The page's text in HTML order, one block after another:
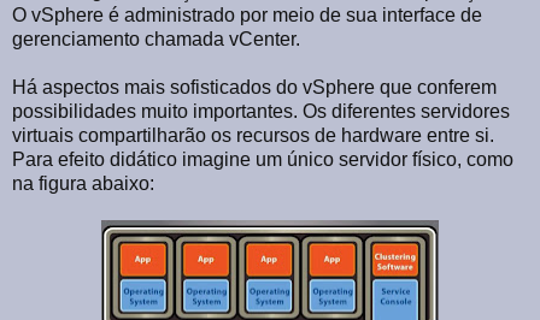
O vSphere é administrado por meio de sua interface de
gerenciamento chamada vCenter.
Há aspectos mais sofisticados do vSphere que conferem
possibilidades muito importantes. Os diferentes servidores
virtuais compartilharão os recursos de hardware entre si.
Para efeito didático imagine um único servidor físico, como
na figura abaixo: